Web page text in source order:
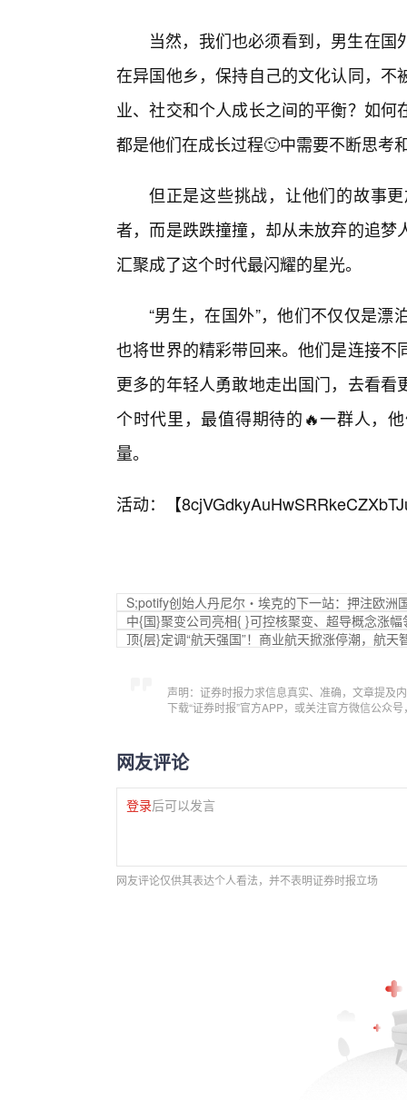
当然，我们也必须看到，男生在
在异国他乡，保持自己的文化认同，
业、社交和个人成长之间的平衡？如
都是他们在成长过程🙂中需要不断思考
但正是这些挑战，让他们的故事
者，而是跌跌撞撞，却从未放弃的追
汇聚成了这个时代最闪耀的星光。
“男生，在国外”，他们不仅仅是
也将世界的精彩带回来。他们是连接
更多的年轻人勇敢地走出国门，去看
个时代里，最值得期待的🔥一群人，
量。
活动：【
S;potify创始人丹尼尔・埃克的下一站：押注欧洲
中{国}聚变公司亮相{ }可控核聚变、超导概念涨幅
顶{层}定调“航天强国”！商业航天掀涨停潮，航
声明：证券时报力求信息真实、准确，文章提及
下载“证券时报”官方APP，或关注官方微信公众
网友评论
登录后可以发言
网友评论仅供其表达个人看法，并不表明证券时报立场